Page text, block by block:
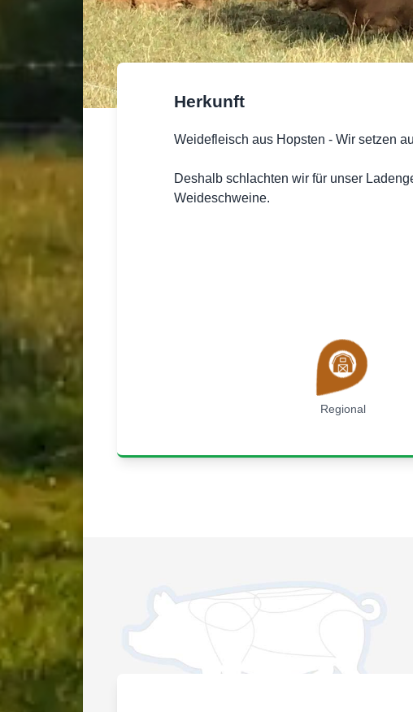
Herkunft
Weidefleisch aus Hopsten - Wir setzen
Deshalb schlachten wir für unser
Weideschweine.
Regional